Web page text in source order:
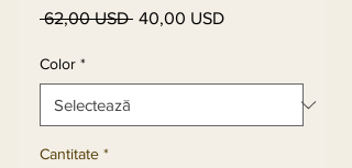
62,00 USD Preț
40,00 USDPreț
Color *
Cantitate *